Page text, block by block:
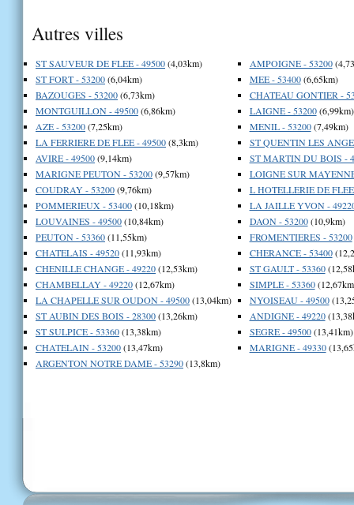
Autres villes
ST SAUVEUR DE FLEE - 49500(4,03km)
ST FORT - 53200(6,04km)
BAZOUGES - 53200(6,73km)
MONTGUILLON - 49500(6,86km)
AZE - 53200(7,25km)
LA FERRIERE DE FLEE - 49500(8,3km)
AVIRE - 49500(9,14km)
MARIGNE PEUTON - 53200(9,57km)
COUDRAY - 53200(9,76km)
POMMERIEUX - 53400(10,18km)
LOUVAINES - 49500(10,84km)
PEUTON - 53360(11,55km)
CHATELAIS - 49520(11,93km)
CHENILLE CHANGE - 49220(12,53km)
CHAMBELLAY - 49220(12,67km)
LA CHAPELLE SUR OUDON - 49500(13,04km)
ST AUBIN DES BOIS - 28300(13,26km)
ST SULPICE - 53360(13,38km)
CHATELAIN - 53200(13,47km)
ARGENTON NOTRE DAME - 53290(13,8km)
AMPOIGNE - 53200
MEE - 53400(6,65km)
CHATEAU GONTIER -
LAIGNE - 53200(6,99km)
MENIL - 53200(7,49km)
ST QUENTIN LES
ST MARTIN DU BOIS -
LOIGNE SUR
L HOTELLERIE DE
LA JAILLE YVON -
DAON - 53200(10,9km)
FROMENTIERES - 53200
CHERANCE - 53400
ST GAULT - 53360
SIMPLE - 53360
NYOISEAU - 49500
ANDIGNE - 49220
SEGRE - 49500(13,41km)
MARIGNE - 49330